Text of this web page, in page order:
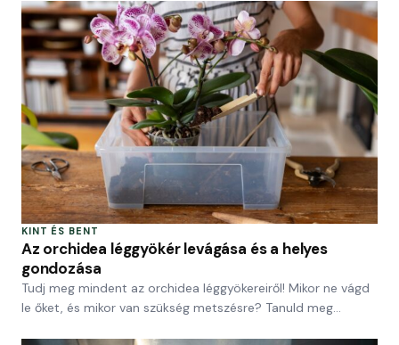
KINT ÉS BENT
Az orchidea léggyökér levágása és a helyes
gondozása
Tudj meg mindent az orchidea léggyökereiről! Mikor ne vágd
le őket, és mikor van szükség metszésre? Tanuld meg…